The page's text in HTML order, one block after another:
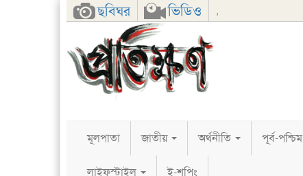
ছবিঘর ভিডিও ,
FacebookTwitterGoogle+
মূলপাতা জাতীয় অর্থনীতি পূর্ব-পশ্চিম
লাইফস্টাইল ই-শপিং